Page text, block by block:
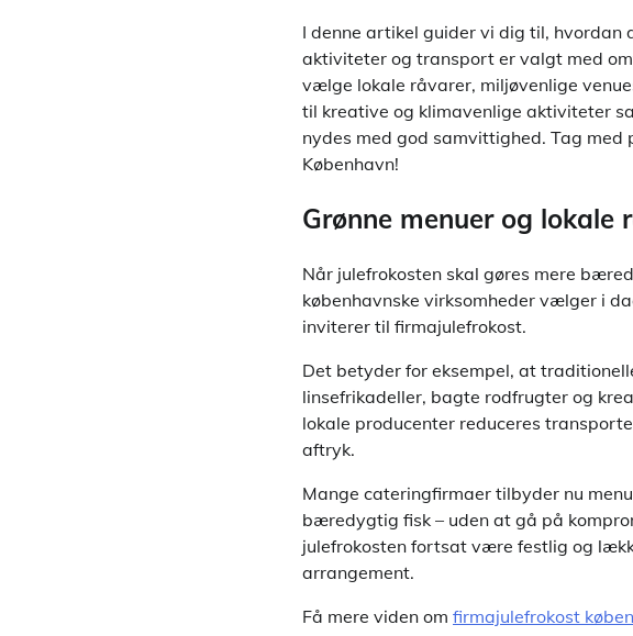
I denne artikel guider vi dig til, hvordan
aktiviteter og transport er valgt med
vælge lokale råvarer, miljøvenlige
til kreative og klimavenlige aktiviteter
nydes med god samvittighed. Tag
København!
Grønne menuer og lokale
Når julefrokosten skal gøres mere
københavnske virksomheder vælger i
inviterer til firmajulefrokost.
Det betyder for eksempel, at
linsefrikadeller, bagte rodfrugter og
lokale producenter reduceres
aftryk.
Mange cateringfirmaer tilbyder nu
bæredygtig fisk – uden at gå på
julefrokosten fortsat være festlig og
arrangement.
Få mere viden om firmajulefrokost